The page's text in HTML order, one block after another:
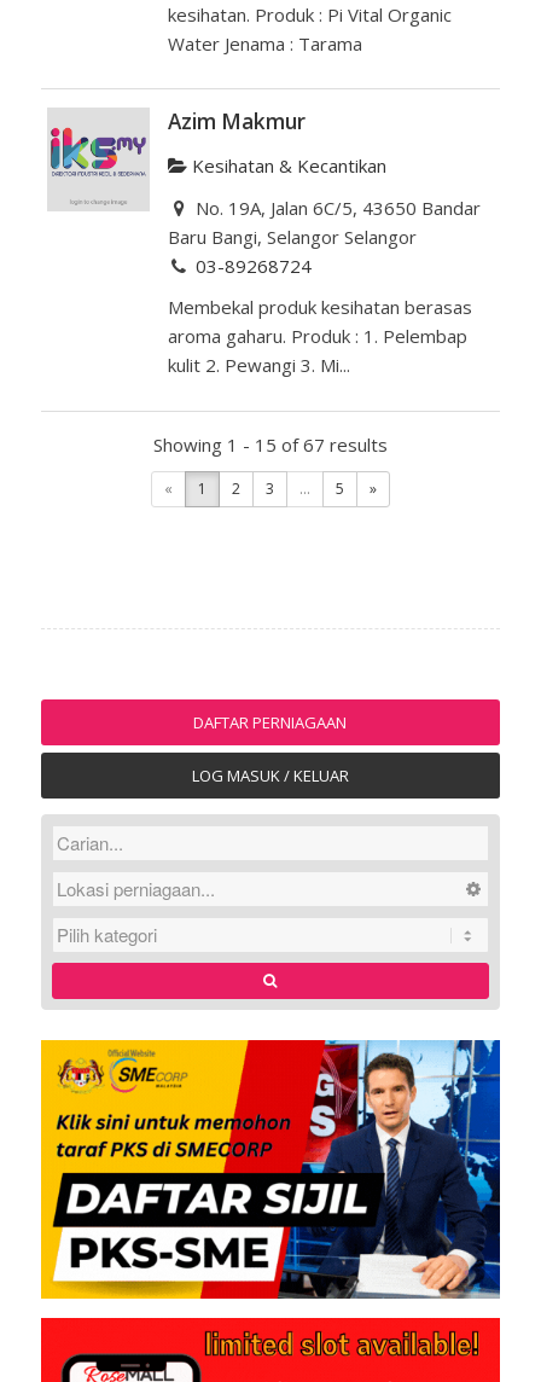
kesihatan. Produk : Pi Vital Organic
Water Jenama : Tarama
Azim Makmur
Kesihatan & Kecantikan
No. 19A, Jalan 6C/5, 43650 Bandar
Baru Bangi, Selangor Selangor
03-89268724
Membekal produk kesihatan berasas
aroma gaharu. Produk : 1. Pelembap
kulit 2. Pewangi 3. Mi...
Showing 1 - 15 of 67 results
« 1 2 3 ... 5 »
DAFTAR PERNIAGAAN
LOG MASUK / KELUAR